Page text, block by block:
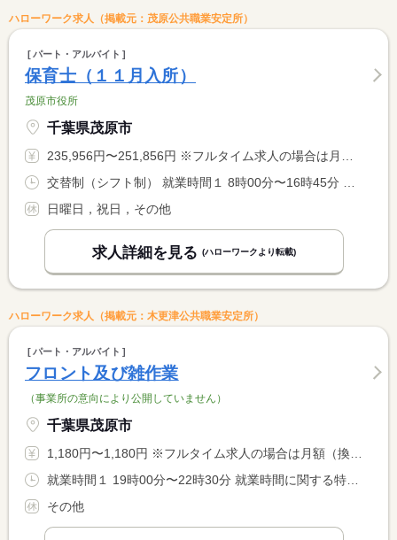
ハローワーク求人（掲載元：茂原公共職業安定所）
パート・アルバイト
保育士（１１月入所）
茂原市役所
千葉県茂原市
235,956円〜251,856円 ※フルタイム求人の場合は月額（換算額）、パート求人の場合は時間額を表示しています。
日曜日，祝日，その他
求人詳細を見る (ハローワークより転載)
ハローワーク求人（掲載元：木更津公共職業安定所）
パート・アルバイト
フロント及び雑作業
（事業所の意向により公開していません）
千葉県茂原市
1,180円〜1,180円 ※フルタイム求人の場合は月額（換算額）、パート求人の場合は時間額を表示しています。
その他